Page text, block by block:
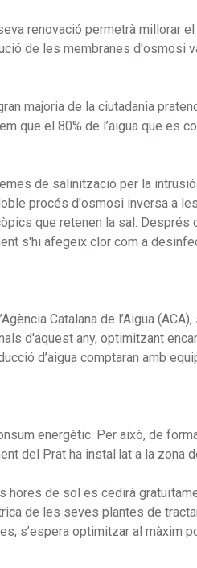
renovació permetrà millorar
de les membranes d'osmosi
majoria de la ciutadania
que el 80% de l’aigua que es
de salinització per la intrusió
procés d'osmosi inversa a
que retenen la sal. Després
s'hi afegeix clor com a
Catalana de l’Aigua
d'aquest any, optimitzant
d’aigua comptaran amb
energètic. Per això, de
del Prat ha instal·lat a la zona
hores de sol es cedirà
de les seves plantes de
s’espera optimitzar al màxim